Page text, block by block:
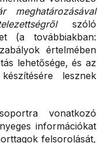
meghatározásával
szóló
(a továbbiakban:
értelmében
lehetősége, és az
lesznek
vonatkozó
információkat
felsorolását,